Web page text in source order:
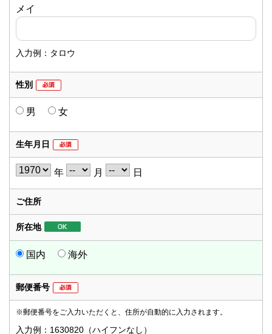
メイ
入力例：タロウ
性別
男 女
生年月日
年 月 日
ご住所
所在地
国内 海外
郵便番号
※郵便番号をご入力いただくと、住所が自動的に入力されます。
入力例：1630820（ハイフンなし）